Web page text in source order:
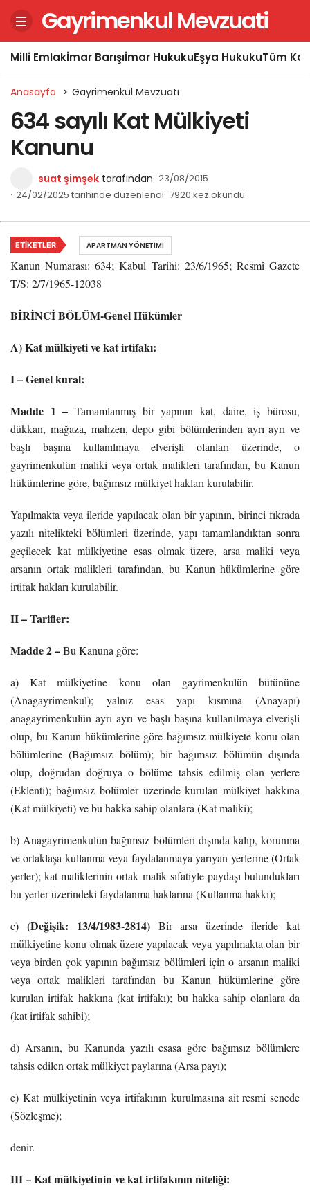
Gayrimenkul Mevzuati
Milli Emlakİmar Barışıİmar HukukuEşya HukukuTüm
Anasayfa Gayrimenkul Mevzuatı
634 sayılı Kat Mülkiyeti
Kanunu
suat şimşek tarafından 23/08/2015
24/02/2025 tarihinde düzenlendi 7920 kez okundu
Kanun Numarası: 634; Kabul Tarihi: 23/6/1965; Resmî Gazete
T/S: 2/7/1965-12038
BİRİNCİ BÖLÜM-Genel Hükümler
A) Kat mülkiyeti ve kat irtifakı:
I – Genel kural:
Madde 1 – Tamamlanmış bir yapının kat, daire, iş bürosu,
dükkan, mağaza, mahzen, depo gibi bölümlerinden ayrı ayrı ve
başlı başına kullanılmaya elverişli olanları üzerinde, o
gayrimenkulün maliki veya ortak malikleri tarafından, bu Kanun
hükümlerine göre, bağımsız mülkiyet hakları kurulabilir.
Yapılmakta veya ileride yapılacak olan bir yapının, birinci fıkrada
yazılı nitelikteki bölümleri üzerinde, yapı tamamlandıktan sonra
geçilecek kat mülkiyetine esas olmak üzere, arsa maliki veya
arsanın ortak malikleri tarafından, bu Kanun hükümlerine göre
irtifak hakları kurulabilir.
II – Tarifler:
Madde 2 –Bu Kanuna göre:
a) Kat mülkiyetine konu olan gayrimenkulün bütününe
(Anagayrimenkul); yalnız esas yapı kısmına (Anayapı)
anagayrimenkulün ayrı ayrı ve başlı başına kullanılmaya elverişli
olup, bu Kanun hükümlerine göre bağımsız mülkiyete konu olan
bölümlerine (Bağımsız bölüm); bir bağımsız bölümün dışında
olup, doğrudan doğruya o bölüme tahsis edilmiş olan yerlere
(Eklenti); bağımsız bölümler üzerinde kurulan mülkiyet hakkına
(Kat mülkiyeti) ve bu hakka sahip olanlara (Kat maliki);
b) Anagayrimenkulün bağımsız bölümleri dışında kalıp, korunma
ve ortaklaşa kullanma veya faydalanmaya yarıyan yerlerine (Ortak
yerler); kat maliklerinin ortak malik sıfatiyle paydaşı bulundukları
bu yerler üzerindeki faydalanma haklarına (Kullanma hakkı);
c) (Değişik: 13/4/1983-2814)Bir arsa üzerinde ileride kat
mülkiyetine konu olmak üzere yapılacak veya yapılmakta olan bir
veya birden çok yapının bağımsız bölümleri için o arsanın maliki
veya ortak malikleri tarafından bu Kanun hükümlerine göre
kurulan irtifak hakkına (kat irtifakı); bu hakka sahip olanlara da
(kat irtifak sahibi);
d) Arsanın, bu Kanunda yazılı esasa göre bağımsız bölümlere
tahsis edilen ortak mülkiyet paylarına (Arsa payı);
e) Kat mülkiyetinin veya irtifakının kurulmasına ait resmi senede
(Sözleşme);
denir.
III – Kat mülkiyetinin ve kat irtifakının niteliği:
ETIKETLER APARTMAN YÖNETIMI